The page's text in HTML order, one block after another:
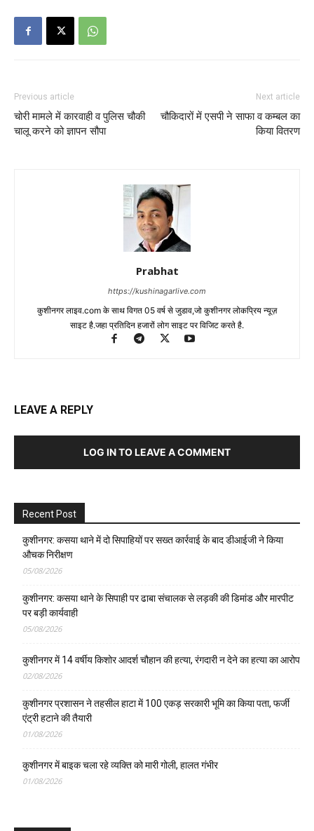
Previous article
चोरी मामले में कारवाही व पुलिस चौकी
चालू करने को ज्ञापन सौपा
Next article
चौकिदारों में एसपी ने साफा व कम्बल का
किया वितरण
Prabhat
https://kushinagarlive.com
कुशीनगर लाइव.com के साथ विगत 05 वर्ष से जुडाव,जो कुशीनगर लोकप्रिय न्यूज़
साइट है.जहा प्रतिदिन हजारों लोग साइट पर विजिट करते है.
LEAVE A REPLY
LOG IN TO LEAVE A COMMENT
Recent Post
कुशीनगर: कसया थाने में दो सिपाहियों पर सख्त कार्रवाई के बाद डीआईजी ने किया
औचक निरीक्षण
05/08/2026
कुशीनगर: कसया थाने के सिपाही पर ढाबा संचालक से लड़की की डिमांड और मारपीट
पर बड़ी कार्यवाही
05/08/2026
कुशीनगर में 14 वर्षीय किशोर आदर्श चौहान की हत्या, रंगदारी न देने का हत्या का आरोप
02/08/2026
कुशीनगर प्रशासन ने तहसील हाटा में 100 एकड़ सरकारी भूमि का किया पता, फर्जी
एंट्री हटाने की तैयारी
01/08/2026
कुशीनगर में बाइक चला रहे व्यक्ति को मारी गोली, हालत गंभीर
01/08/2026